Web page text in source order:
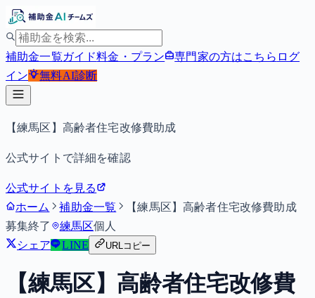
補助金一覧ガイド料金・プラン 専門家の方はこちら ログ
イン
無料AI診断
【練馬区】高齢者住宅改修費助成
公式サイトで詳細を確認
公式サイトを見る
ホーム
補助金一覧
【練馬区】高齢者住宅改修費助成
募集終了
練馬区個人
シェア
LINE URLコピー
【練馬区】高齢者住宅改修費